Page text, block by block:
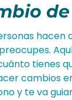
tienes
cambios
y te va